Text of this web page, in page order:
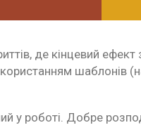
де кінцевий ефект
шаблонів
у роботі. Добре